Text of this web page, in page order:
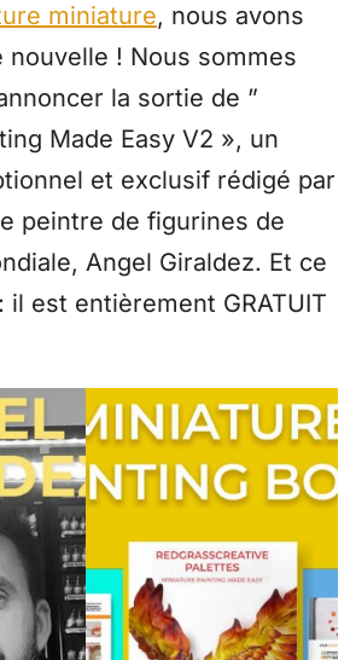
miniature, nous avons
nouvelle ! Nous sommes
la sortie de ”
Made Easy V2 », un
et exclusif rédigé par
peintre de figurines de
Angel Giraldez. Et ce
il est entièrement GRATUIT